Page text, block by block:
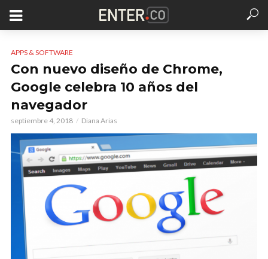
APPS & SOFTWARE
Con nuevo diseño de Chrome,
Google celebra 10 años del
navegador
septiembre 4, 2018 Diana Arias